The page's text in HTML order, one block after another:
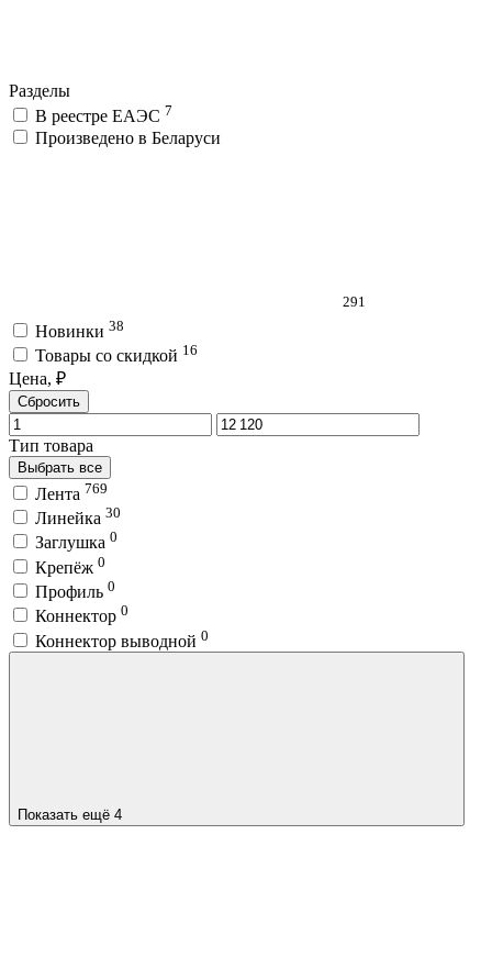
Разделы
В реестре ЕАЭС 7
Произведено в Беларуси
291
Новинки 38
Товары со скидкой 16
Цена, ₽
Сбросить
Тип товара
Выбрать все
Лента 769
Линейка 30
Заглушка 0
Крепёж 0
Профиль 0
Коннектор 0
Коннектор выводной 0
Показать ещё 4